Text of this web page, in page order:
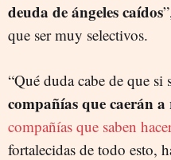
deuda de ángeles caídos
que ser muy selectivos.
“Qué duda cabe de que si
compañías que caerán
compañías que saben
fortalecidas de todo esto,